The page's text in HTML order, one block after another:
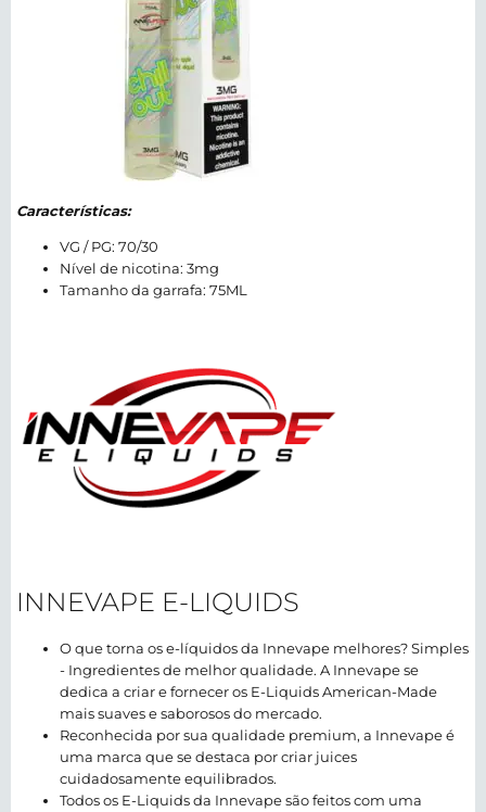
Características:
VG / PG: 70/30
Nível de nicotina: 3mg
Tamanho da garrafa: 75ML
INNEVAPE E-LIQUIDS
O que torna os e-líquidos da Innevape melhores? Simples
- Ingredientes de melhor qualidade. A Innevape se
dedica a criar e fornecer os E-Liquids American-Made
mais suaves e saborosos do mercado.
Reconhecida por sua qualidade premium, a Innevape é
uma marca que se destaca por criar juices
cuidadosamente equilibrados.
Todos os E-Liquids da Innevape são feitos com uma